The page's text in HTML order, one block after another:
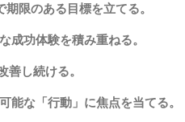
限のある目標を立てる。
成功体験を積み重ねる。
善し続ける。
能な「行動」に焦点を当てる。